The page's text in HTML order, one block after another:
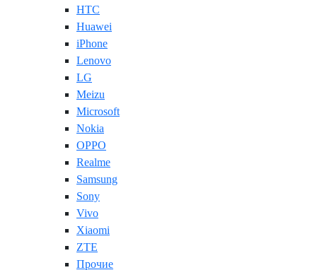
HTC
Huawei
iPhone
Lenovo
LG
Meizu
Microsoft
Nokia
OPPO
Realme
Samsung
Sony
Vivo
Xiaomi
ZTE
Прочие